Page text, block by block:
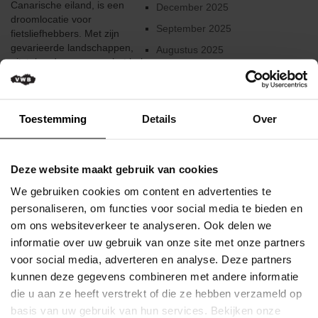
Toestemming Details Over
Deze website maakt gebruik van cookies
We gebruiken cookies om content en advertenties te
personaliseren, om functies voor social media te bieden en
om ons websiteverkeer te analyseren. Ook delen we
informatie over uw gebruik van onze site met onze partners
voor social media, adverteren en analyse. Deze partners
kunnen deze gegevens combineren met andere informatie
die u aan ze heeft verstrekt of die ze hebben verzameld op
basis van uw gebruik van hun services. Bekijken onze
Verkeersregels
Media
&
Flandrienne
VWB
Nieuws
Actueel
Artikels
Veelgestelde
vragen
/
FAQ
Canarische eiland, is een
droomlocatie voor
fietsliefhebbers. Met zijn
gevarieerde landschappen,
uitstekende wegen en het hele
jaar door mild klimaat is het de
stevige beklimmingen richting
Lees meer
Gepubliceerd op 17 Juni 2025
December 2025
September 2025
Augustus 2025
Januari 2025
Augustus 2024
Mei 2024
Maart 2024
Februari 2024
December 2023
Oktober 2023